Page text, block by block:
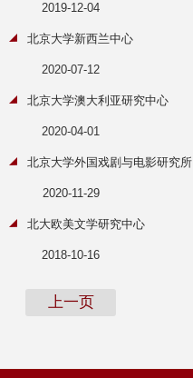
2019-12-04
北京大学新西兰中心
2020-07-12
北京大学澳大利亚研究中心
2020-04-01
北京大学外国戏剧与电影研究所
2020-11-29
北大欧美文学研究中心
2018-10-16
上一页